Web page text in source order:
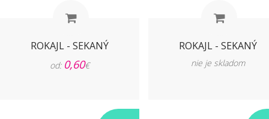
ROKAJL - SEKANÝ
od: 0,60€
ROKAJL - SEKANÝ
nie je skladom